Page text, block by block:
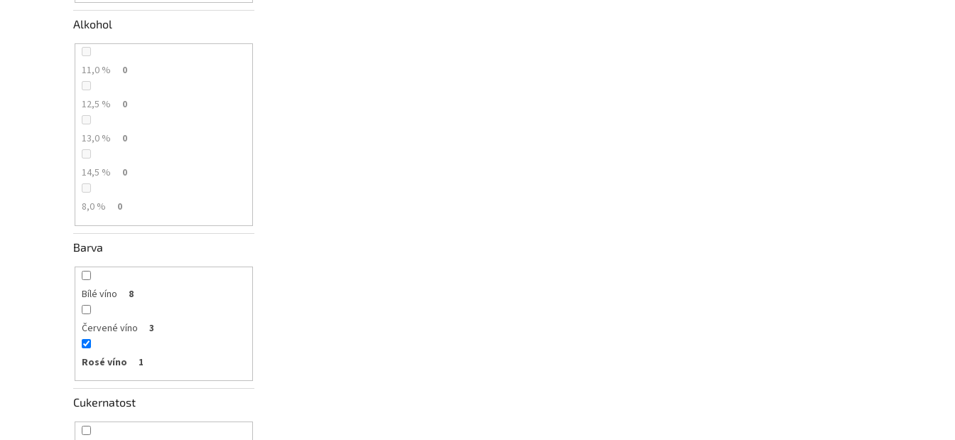
Alkohol
11,0 % 0
12,5 % 0
13,0 % 0
14,5 % 0
8,0 % 0
Barva
Bílé víno 8
Červené víno 3
Rosé víno 1
Cukernatost